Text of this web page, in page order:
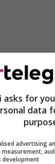
asks for
data
advertising
development